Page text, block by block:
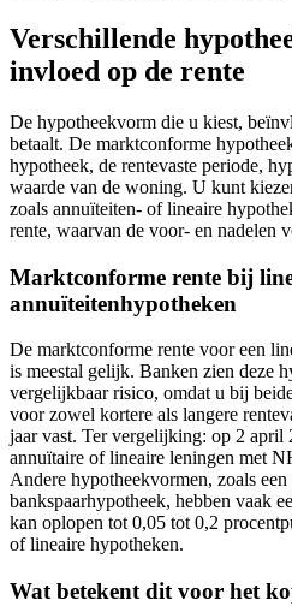
Verschillende
invloed op de rente
De hypotheekvorm die u kiest,
betaalt. De marktconforme
hypotheek, de rentevaste periode,
waarde van de woning. U kunt
zoals annuïteiten- of lineaire
rente, waarvan de voor- en nadelen
Marktconforme rente bij
annuïteitenhypotheken
De marktconforme rente voor een
is meestal gelijk. Banken zien deze
vergelijkbaar risico, omdat u bij
voor zowel kortere als langere
jaar vast. Ter vergelijking: op 2 april
annuïtaire of lineaire leningen met
Andere hypotheekvormen, zoals
bankspaarhypotheek, hebben vaak
kan oplopen tot 0,05 tot 0,2
of lineaire hypotheken.
Wat betekent dit voor het